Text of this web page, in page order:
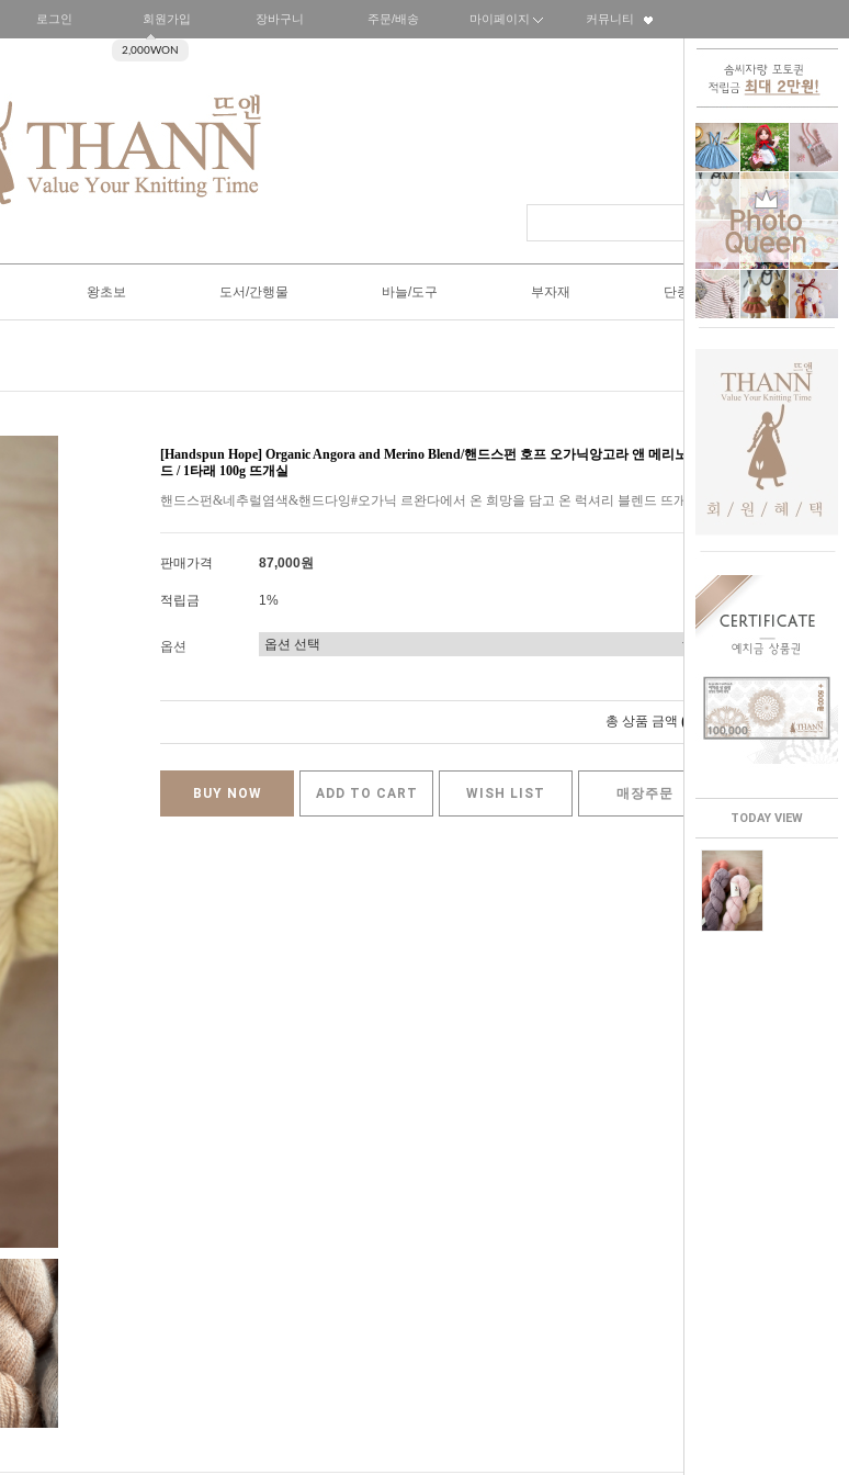
TODAY VIEW
로그인 회원가입
2,000WON
장바구니 주문/배송 마이페이지 커뮤니티
왕초보 도서/간행물 바늘/도구 부자재 단종SALE50%
[Handspun Hope] Organic Angora and Merino Blend/핸드스펀 호프 오가닉앙고라 앤 메리노 블렌
드 / 1타래 100g 뜨개실
핸드스펀&네추럴염색&핸드다잉#오가닉 르완다에서 온 희망을 담고 온 럭셔리 블렌드 뜨개실
판매가격 87,000원
적립금 1%
옵션
총 상품 금액 0 원
BUY NOW ADD TO CART WISH LIST 매장주문